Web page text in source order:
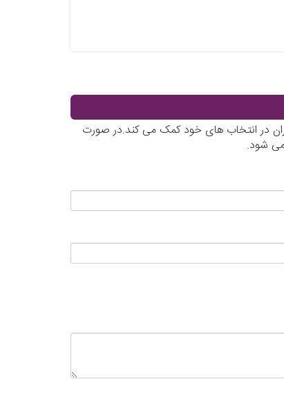
در انتخاب های خود کمک می کند.در صورت
می شود.